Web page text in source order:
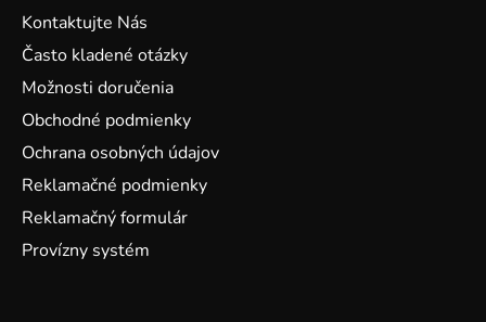
Kontaktujte Nás
Často kladené otázky
Možnosti doručenia
Obchodné podmienky
Ochrana osobných údajov
Reklamačné podmienky
Reklamačný formulár
Provízny systém